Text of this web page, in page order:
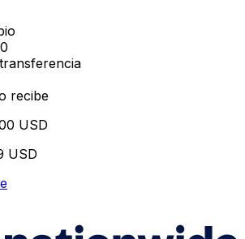
recibe
USD
USD